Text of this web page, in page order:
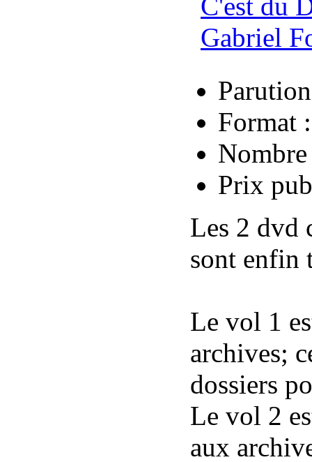
Format
Prix
Les 2 dvd
sont enfin
Le vol 1
archives;
dossiers
Le vol 2
aux